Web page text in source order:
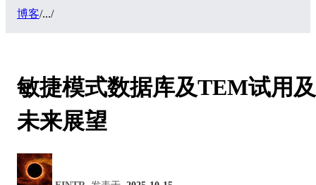
博客/.../
敏捷模式数据库及TEM试用及
未来展望